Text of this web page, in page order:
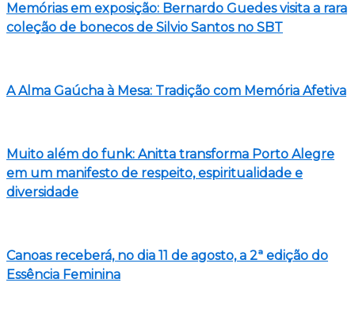
Memórias em exposição: Bernardo Guedes visita a rara
coleção de bonecos de Silvio Santos no SBT
A Alma Gaúcha à Mesa: Tradição com Memória Afetiva
Muito além do funk: Anitta transforma Porto Alegre
em um manifesto de respeito, espiritualidade e
diversidade
Canoas receberá, no dia 11 de agosto, a 2ª edição do
Essência Feminina